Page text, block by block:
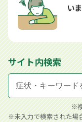
い
サイト内検索
※
※未入力で検索された場